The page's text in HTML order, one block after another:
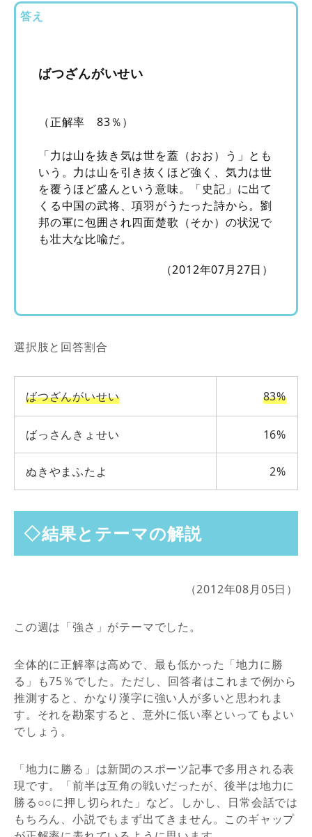
答え
ばつざんがいせい
（正解率 83％）
「力は山を抜き気は世を蓋（おお）う」とも
いう。力は山を引き抜くほど強く、気力は世
を覆うほど盛んという意味。「史記」に出て
くる中国の武将、項羽がうたった詩から。劉
邦の軍に包囲され四面楚歌（そか）の状況で
も壮大な比喩だ。
（2012年07月27日）
選択肢と回答割合
ばつざんがいせい 83%
ばっさんきょせい 16%
ぬきやまふたよ 2%
◇結果とテーマの解説
（2012年08月05日）
この週は「強さ」がテーマでした。
全体的に正解率は高めで、最も低かった「地力に勝
る」も75％でした。ただし、回答者はこれまで例から
推測すると、かなり漢字に強い人が多いと思われま
す。それを勘案すると、意外に低い率といってもよい
でしょう。
「地力に勝る」は新聞のスポーツ記事で多用される表
現です。「前半は互角の戦いだったが、後半は地力に
勝る○○に押し切られた」など。しかし、日常会話では
もちろん、小説でもまず出てきません。このギャップ